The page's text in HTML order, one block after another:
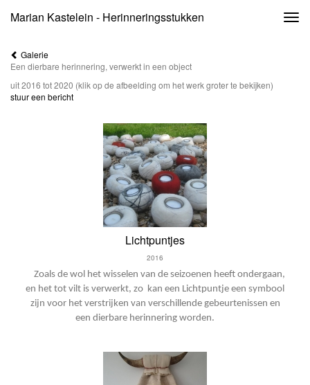
Marian Kastelein - Herinneringsstukken
Galerie
Een dierbare herinnering, verwerkt in een object
uit 2016 tot 2020 (klik op de afbeelding om het werk groter te bekijken)
stuur een bericht
Lichtpuntjes
2016
Zoals de wol het wisselen van de seizoenen heeft ondergaan,
en het tot vilt is verwerkt, zo kan een Lichtpuntje een symbool
zijn voor het verstrijken van verschillende gebeurtenissen en
een dierbare herinnering worden.